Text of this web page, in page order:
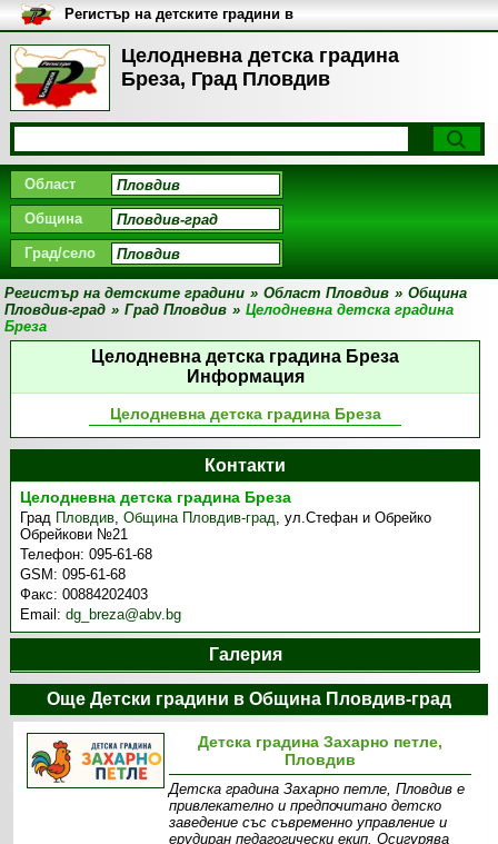
Целодневна детска градина
Бреза, Град Пловдив
Регистър на детските градини в
България
Област
Община
Град/село
Регистър на детските градини » Област Пловдив » Община
Пловдив-град » Град Пловдив » Целодневна детска градина
Бреза
Целодневна детска градина Бреза
Информация
Целодневна детска градина Бреза
Контакти
Целодневна детска градина Бреза
Град Пловдив,Община Пловдив-град,ул.Стефан и Обрейко
Обрейкови №21
Телефон:095-61-68
GSM:095-61-68
Факс:00884202403
Email:dg_breza@abv.bg
Галерия
Още Детски градини в Община Пловдив-град
Детска градина Захарно петле,
Пловдив
Детска градина Захарно петле, Пловдив е
привлекателно и предпочитано детско
заведение със съвременно управление и
ерудиран педагогически екип. Осигурява